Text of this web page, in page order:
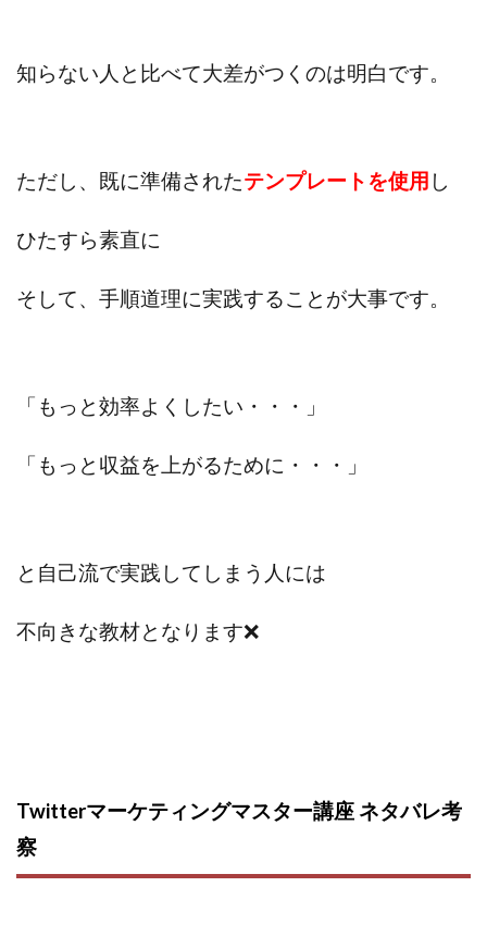
知らない人と比べて大差がつくのは明白です。
ただし、既に準備されたテンプレートを使用 し
ひたすら素直に
そして、手順道理に実践することが大事です。
「もっと効率よくしたい・・・」
「もっと収益を上がるために・・・」
と自己流で実践してしまう人には
不向きな教材となります❌
Twitterマーケティングマスター講座 ネタバレ考
察